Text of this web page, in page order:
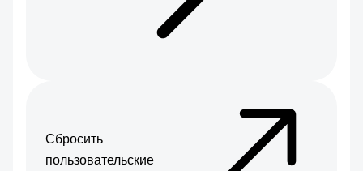
Сбросить
пользовательские